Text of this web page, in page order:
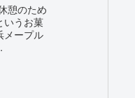
憩のため
いうお菓
メープル